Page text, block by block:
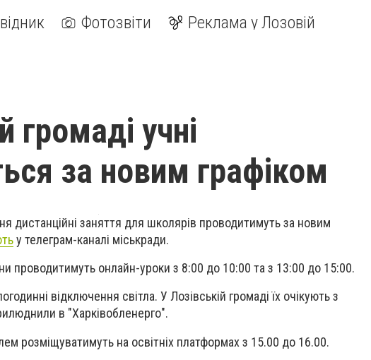
Фотозвіти Реклама у Лозовій
громаді учні
за новим графіком
дистанційні заняття для школярів проводитимуть за новим
у телеграм-каналі міськради.
проводитимуть онлайн-уроки з 8:00 до 10:00 та з 13:00 до 15:00.
відключення світла. У Лозівській громаді їх очікують з
в "Харківобленерго".
розміщуватимуть на освітніх платформах з 15.00 до 16.00.